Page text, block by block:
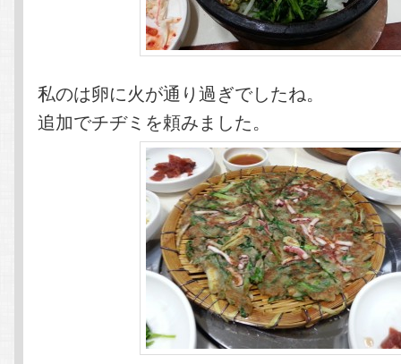
私のは卵に火が通り過ぎでしたね。
追加でチヂミを頼みました。